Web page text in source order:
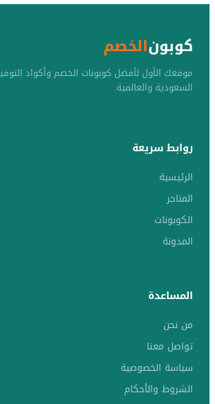
كوبونالخصم
موقعك الأول لأفضل كوبونات الخصم وأكواد
السعودية والعالمية.
روابط سريعة
الرئيسية
المتاجر
الكوبونات
المدونة
المساعدة
من نحن
تواصل معنا
سياسة الخصوصية
الشروط والأحكام